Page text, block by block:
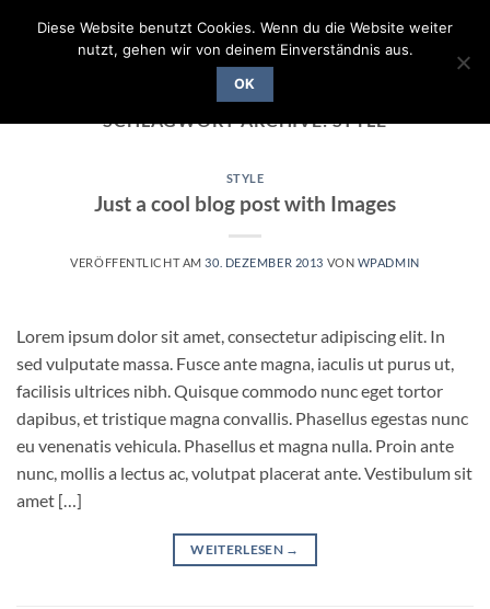
Inhalt
SCHLAGWORT-ARCHIVE:STYLE
STYLE
Just a cool blog post with Images
VERÖFFENTLICHT AM 30. DEZEMBER 2013 VON WPADMIN
Lorem ipsum dolor sit amet, consectetur adipiscing elit. In
sed vulputate massa. Fusce ante magna, iaculis ut purus ut,
facilisis ultrices nibh. Quisque commodo nunc eget tortor
dapibus, et tristique magna convallis. Phasellus egestas nunc
eu venenatis vehicula. Phasellus et magna nulla. Proin ante
nunc, mollis a lectus ac, volutpat placerat ante. Vestibulum sit
amet […]
WEITERLESEN →
Diese Website benutzt Cookies. Wenn du die Website weiter
nutzt, gehen wir von deinem Einverständnis aus.
OK